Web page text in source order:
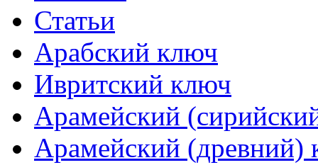
Статьи
Арабский ключ
Ивритский ключ
Арамейский
Арамейский (древний)